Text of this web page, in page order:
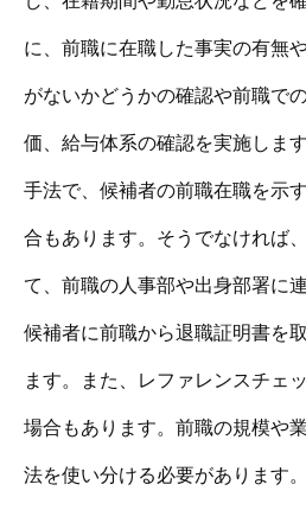
に、前職に在職した事実の有無
がないかどうかの確認や前職で
価、給与体系の確認を実施しま
手法で、候補者の前職在職を示
合もあります。そうでなければ
て、前職の人事部や出身部署に
候補者に前職から退職証明書を
ます。また、レファレンスチェ
場合もあります。前職の規模や
法を使い分ける必要があります。